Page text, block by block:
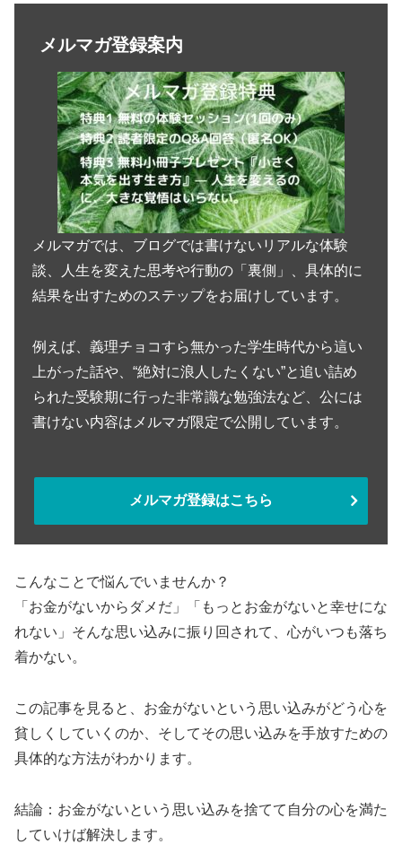
メルマガ登録案内
メルマガでは、ブログでは書けないリアルな体験
談、人生を変えた思考や行動の「裏側」、具体的に
結果を出すためのステップをお届けしています。
例えば、義理チョコすら無かった学生時代から這い
上がった話や、“絶対に浪人したくない”と追い詰め
られた受験期に行った非常識な勉強法など、公には
書けない内容はメルマガ限定で公開しています。
メルマガ登録はこちら
こんなことで悩んでいませんか？
「お金がないからダメだ」「もっとお金がないと幸せにな
れない」そんな思い込みに振り回されて、心がいつも落ち
着かない。
この記事を見ると、お金がないという思い込みがどう心を
貧しくしていくのか、そしてその思い込みを手放すための
具体的な方法がわかります。
結論：お金がないという思い込みを捨てて自分の心を満た
していけば解決します。